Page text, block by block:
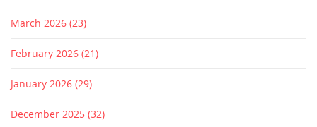
March 2026 (23)
February 2026 (21)
January 2026 (29)
December 2025 (32)